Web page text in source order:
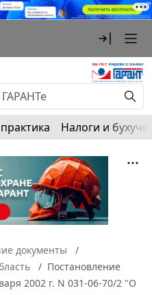
Налоги и
документы
Постановление
2002 г. N 031-06-70/2 "О